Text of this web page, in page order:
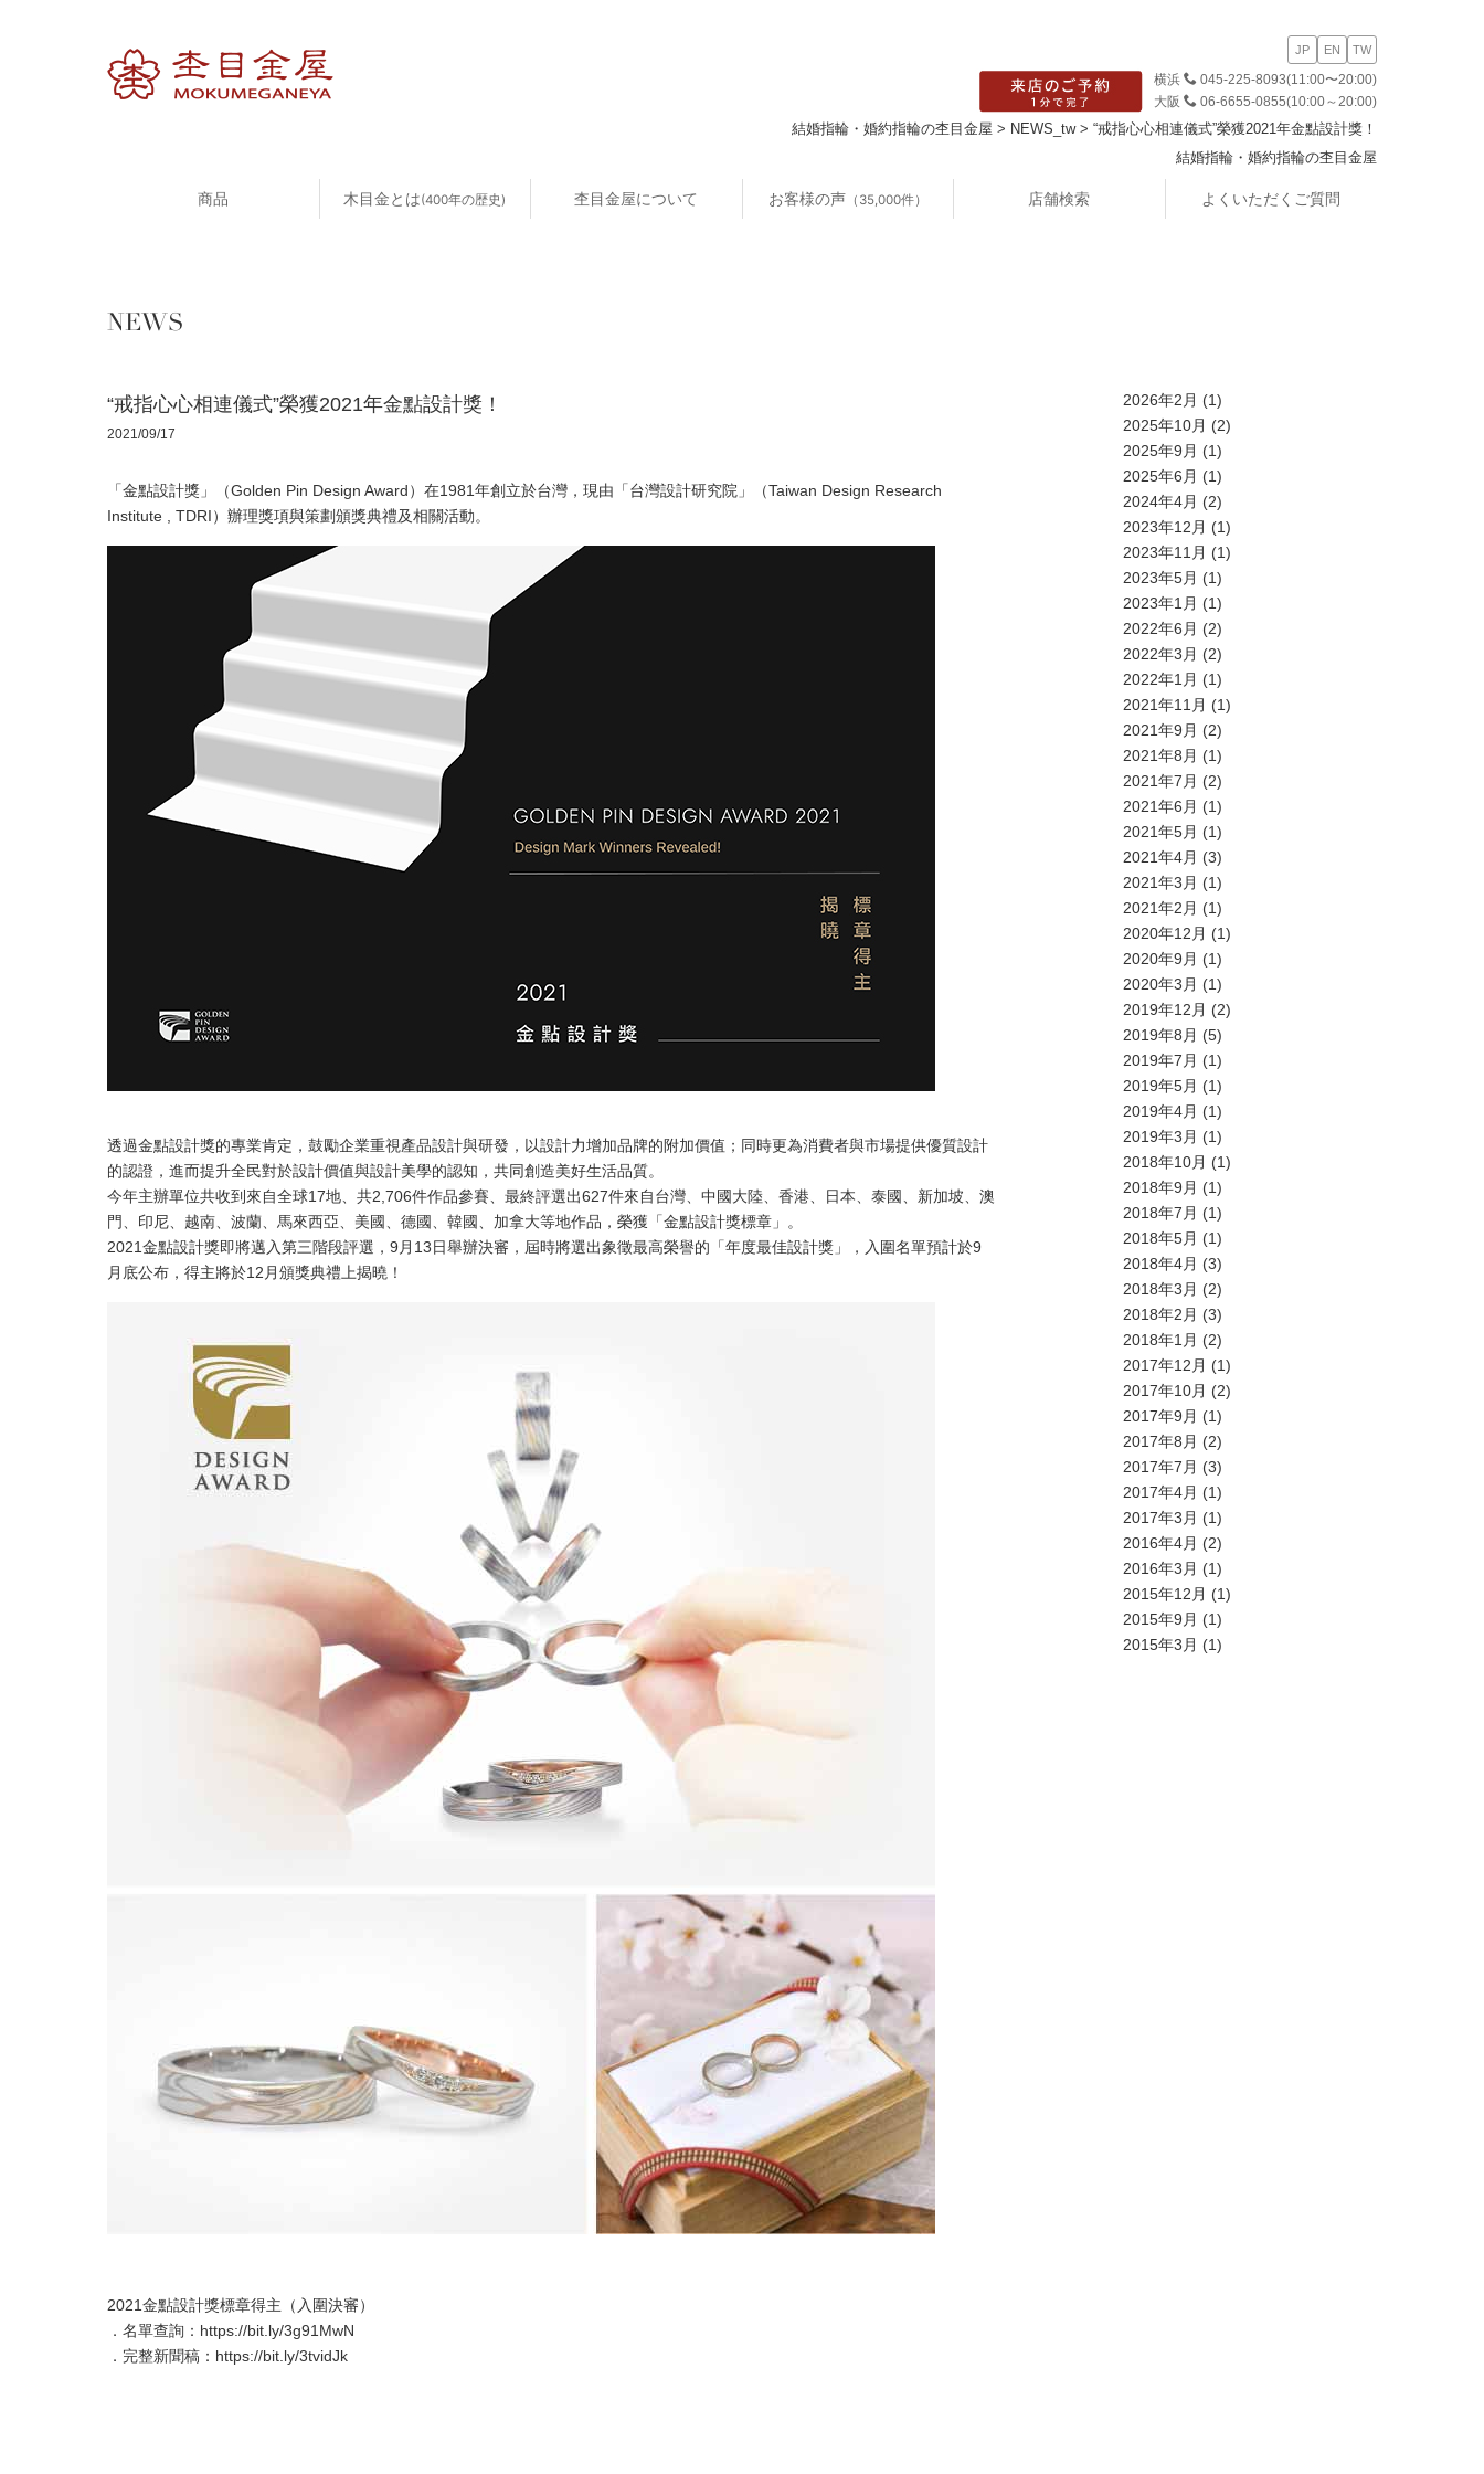
JP EN TW
横浜 045-225-8093(11:00〜20:00)
大阪
06-6655-0855(10:00～20:00)
結婚指輪・婚約指輪の杢目金屋 > NEWS_tw> “戒指心心相連儀式”榮獲2021年金點設計獎！
結婚指輪・婚約指輪の杢目金屋
商品 木目金とは(400年の歴史) 杢目金屋について お客様の声 （35,000件） 店舗検索 よくいただくご質問
NEWS
“戒指心心相連儀式”榮獲2021年金點設計獎！
2021/09/17
「金點設計獎」（Golden Pin Design Award）在1981年創立於台灣，現由「台灣設計研究院」（Taiwan Design Research
Institute , TDRI）辦理獎項與策劃頒獎典禮及相關活動。
透過金點設計獎的專業肯定，鼓勵企業重視產品設計與研發，以設計力增加品牌的附加價值；同時更為消費者與市場提供優質設計
的認證，進而提升全民對於設計價值與設計美學的認知，共同創造美好生活品質。
今年主辦單位共收到來自全球17地、共2,706件作品參賽、最終評選出627件來自台灣、中國大陸、香港、日本、泰國、新加坡、澳
門、印尼、越南、波蘭、馬來西亞、美國、德國、韓國、加拿大等地作品，榮獲「金點設計獎標章」。​
2021金點設計獎即將邁入第三階段評選，9月13日舉辦決審，屆時將選出象徵最高榮譽的「年度最佳設計獎」，入圍名單預計於9
月底公布，得主將於12月頒獎典禮上揭曉！​
2021金點設計獎標章得主（入圍決審）​
​．名單查詢： https://bit.ly/3g91MwN​
．完整新聞稿： https://bit.ly/3tvidJk​
2026年2月 (1)
2025年10月 (2)
2025年9月 (1)
2025年6月 (1)
2024年4月 (2)
2023年12月 (1)
2023年11月 (1)
2023年5月 (1)
2023年1月 (1)
2022年6月 (2)
2022年3月 (2)
2022年1月 (1)
2021年11月 (1)
2021年9月 (2)
2021年8月 (1)
2021年7月 (2)
2021年6月 (1)
2021年5月 (1)
2021年4月 (3)
2021年3月 (1)
2021年2月 (1)
2020年12月 (1)
2020年9月 (1)
2020年3月 (1)
2019年12月 (2)
2019年8月 (5)
2019年7月 (1)
2019年5月 (1)
2019年4月 (1)
2019年3月 (1)
2018年10月 (1)
2018年9月 (1)
2018年7月 (1)
2018年5月 (1)
2018年4月 (3)
2018年3月 (2)
2018年2月 (3)
2018年1月 (2)
2017年12月 (1)
2017年10月 (2)
2017年9月 (1)
2017年8月 (2)
2017年7月 (3)
2017年4月 (1)
2017年3月 (1)
2016年4月 (2)
2016年3月 (1)
2015年12月 (1)
2015年9月 (1)
2015年3月 (1)